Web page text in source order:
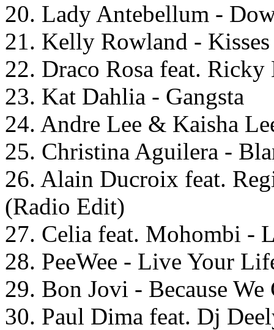
20. Lady Antebellum -
21. Kelly Rowland -
22. Draco Rosa feat.
23. Kat Dahlia - Gangsta
24. Andre Lee & Kaisha
25. Christina Aguilera -
26. Alain Ducroix feat.
(Radio Edit)
27. Celia feat. Mohombi -
28. PeeWee - Live Your
29. Bon Jovi - Because We
30. Paul Dima feat. Dj